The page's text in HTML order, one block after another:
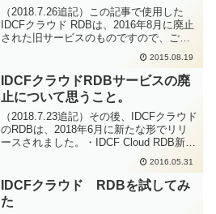
（2018.7.26追記）この記事で使用した
IDCFクラウド RDBは、2016年8月に廃止
された旧サービスのものですので、ご注
意ください。その後、IDCFクラウドの
RDBは、2018年6月に新たな形で（再）
リリースされています。・IDCF...
2015.08.19
IDCFクラウドRDBサービスの廃
止について思うこと。
（2018.7.23追記）その後、IDCFクラウド
のRDBは、2018年6月に新たな形でリリ
ースされました。・IDCF Cloud RDB新し
いRDBサービスを使ってみて気づいた点
等を、以下の記事にまとめました。・
IDCFクラウド RDBを...
2016.05.31
IDCFクラウド RDBを試してみ
た